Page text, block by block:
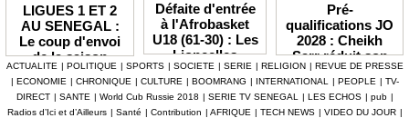
LIGUES 1 ET 2
AU SENEGAL :
Le coup d'envoi
de la saison
2026-2027
officiellement fixé
au 3 octobre
Défaite d'entrée
à l'Afrobasket
U18 (61-30) : Les
Lioncelles
balayées par le
Cameroun
Pré-
qualifications JO
2028 : Cheikh
Sarr réduit son
groupe à 13
Lionnes
ACTUALITE | POLITIQUE | SPORTS | SOCIETE | SERIE | RELIGION | REVUE DE PRESSE
| ECONOMIE | CHRONIQUE | CULTURE | BOOMRANG | INTERNATIONAL | PEOPLE | TV-
DIRECT | SANTE | World Cub Russie 2018 | SERIE TV SENEGAL | LES ECHOS | pub |
Radios d’Ici et d’Ailleurs | Santé | Contribution | AFRIQUE | TECH NEWS | VIDEO DU JOUR |